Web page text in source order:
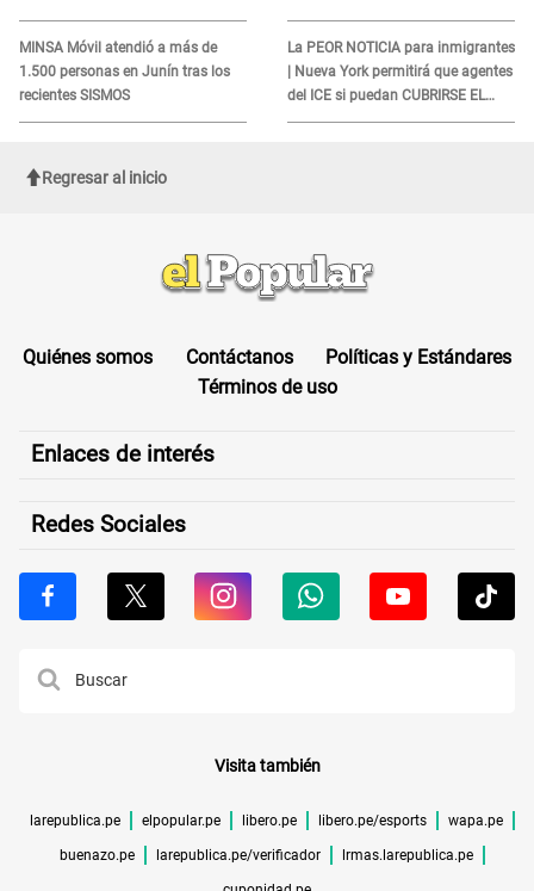
FORESTAL que sigue avanzando
MINSA Móvil atendió a más de
1.500 personas en Junín tras los
recientes SISMOS
quienes no presenten ESTE
DOCUMENTO
La PEOR NOTICIA para inmigrantes
| Nueva York permitirá que agentes
del ICE si puedan CUBRIRSE EL
ROSTRO
Regresar al inicio
Quiénes somos Contáctanos
Políticas y Estándares
Términos de uso
Enlaces de interés
Redes Sociales
Visita también
larepublica.pe elpopular.pe libero.pe libero.pe/esports wapa.pe
buenazo.pe larepublica.pe/verificador lrmas.larepublica.pe